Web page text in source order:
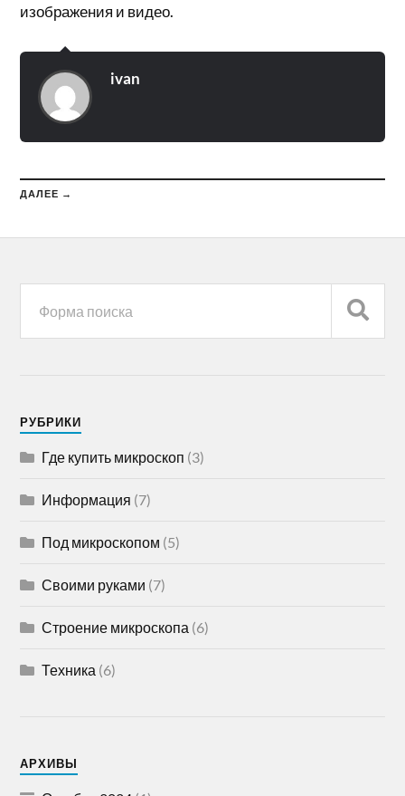
изображения и видео.
ivan
ДАЛЕЕ →
РУБРИКИ
Где купить микроскоп (3)
Информация (7)
Под микроскопом (5)
Своими руками (7)
Строение микроскопа (6)
Техника (6)
АРХИВЫ